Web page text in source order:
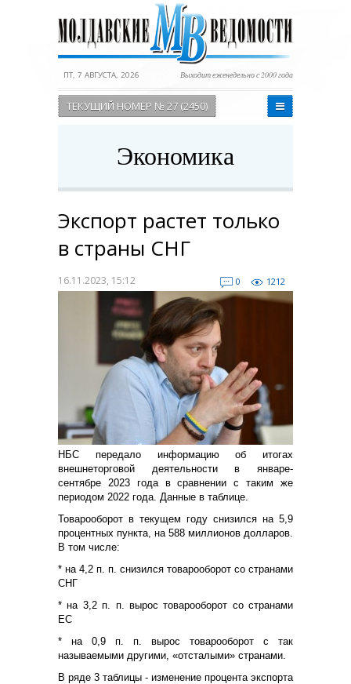
ПТ, 7 АВГУСТА, 2026 Выходит еженедельно с 2000 года
ТЕКУЩИЙ НОМЕР № 27 (2450)
Экономика
Экспорт растет только
в страны СНГ
16.11.2023, 15:12 0 1212
НБС передало информацию об итогах
внешнеторговой деятельности в январе-
сентябре 2023 года в сравнении с таким же
периодом 2022 года. Данные в таблице.
Товарооборот в текущем году снизился на 5,9
процентных пункта, на 588 миллионов долларов.
В том числе:
* на 4,2 п. п. снизился товарооборот со странами
СНГ
* на 3,2 п. п. вырос товарооборот со странами
ЕС
* на 0,9 п. п. вырос товарооборот с так
называемыми другими, «отсталыми» странами.
В ряде 3 таблицы - изменение процента экспорта